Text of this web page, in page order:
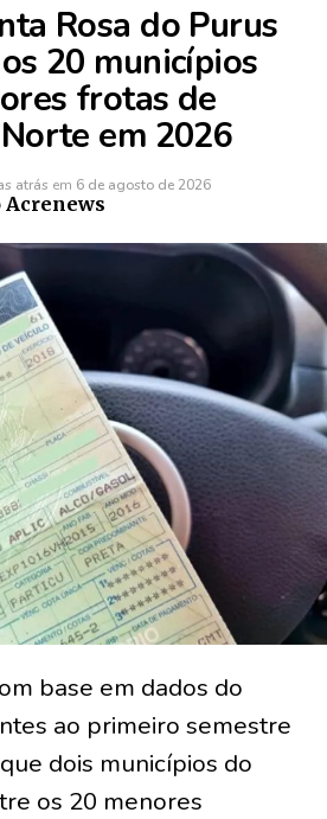
Rosa do Purus
20 municípios
frotas de
em 2026
atrás em 6 de agosto de 2026
Acrenews
base em dados do
ao primeiro semestre
dois municípios do
os 20 menores